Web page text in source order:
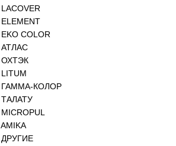
LACOVER
ELEMENT
EKO COLOR
АТЛАС
ОХТЭК
LITUM
ГАММА-КОЛОР
ТАЛАТУ
MICROPUL
AMIKA
ДРУГИЕ